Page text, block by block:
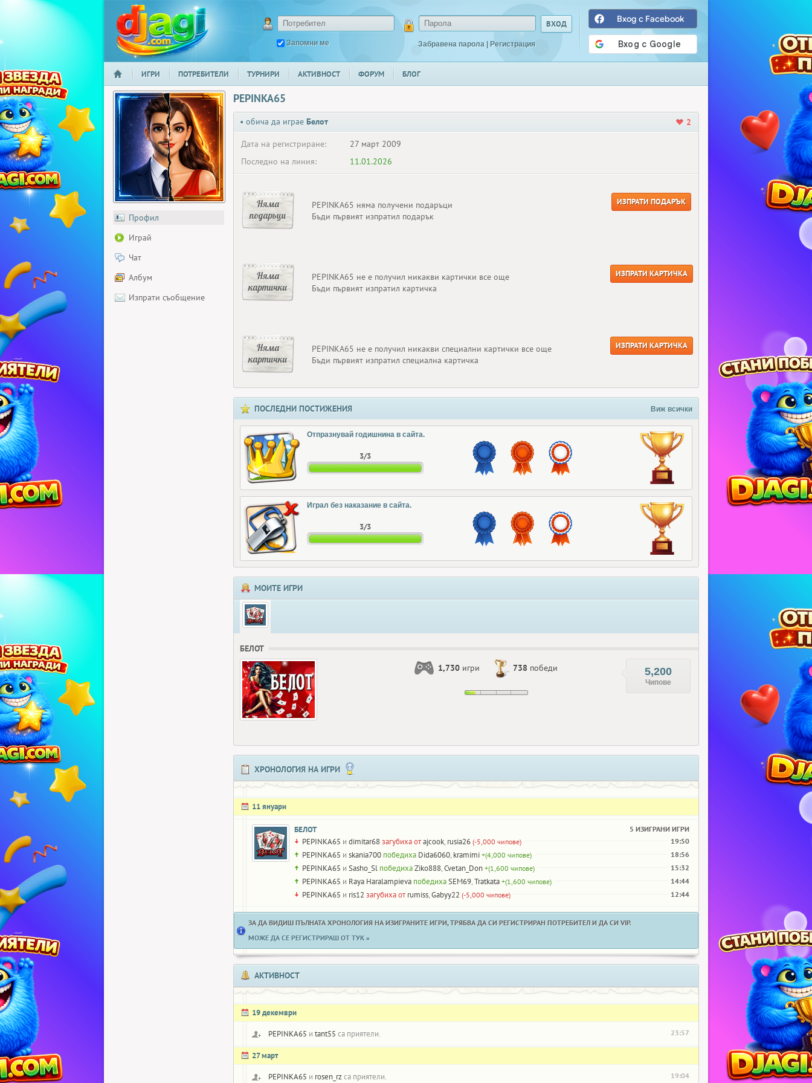
djagi.com
Запомни ме Забравена парола | Регистрация
Вход с Facebook
НАЧАЛО
ИГРИ ПОТРЕБИТЕЛИ ТУРНИРИ АКТИВНОСТ ФОРУМ БЛОГ
Профил
Играй
Чат
Албум
Изпрати съобщение
PEPINKA65
• обича да играе Белот
2
Дата на регистриране:
27 март 2009
Последно на линия:
11.01.2026
Няма
подаръци
PEPINKA65 няма получени подаръци
Бъди първият изпратил подарък
ИЗПРАТИ ПОДАРЪК
Няма
картички
PEPINKA65 не е получил никакви картички все още
Бъди първият изпратил картичка
ИЗПРАТИ КАРТИЧКА
Няма
картички
PEPINKA65 не е получил никакви специални картички все още
Бъди първият изпратил специална картичка
ИЗПРАТИ КАРТИЧКА
ПОСЛЕДНИ ПОСТИЖЕНИЯ Виж всички
Отпразнувай годишнина в сайта.
3/3
Играл без наказание в сайта.
3/3
МОИТЕ ИГРИ
БЕЛОТ
1,730 игри 738 победи 5,200
Чипове
ХРОНОЛОГИЯ НА ИГРИ
11 януари
БЕЛОТ 5 ИЗИГРАНИ ИГРИ
PEPINKA65 и dimitar68загубиха отajcook, rusia26 (-5,000 чипове) 19:50
PEPINKA65 и skania700 победиха Dida6060, kramimi +(4,000 чипове) 18:56
PEPINKA65 и Sasho_Sl победихаZiko888,Cvetan_Don +(1,600 чипове) 15:32
PEPINKA65 и Raya Haralampieva победихаSEM69,Tratkata +(1,600 чипове) 14:44
PEPINKA65 и ris12 загубиха от rumiss,Gabyy22 (-5,000 чипове) 12:44
ЗА ДА ВИДИШ ПЪЛНАТА ХРОНОЛОГИЯ НА ИЗИГРАНИТЕ ИГРИ, ТРЯБВА ДА СИ РЕГИСТРИРАН ПОТРЕБИТЕЛ И ДА СИ VIP.
МОЖЕ ДА СЕ РЕГИСТРИРАШ ОТ ТУК »
АКТИВНОСТ
19 декември
PEPINKA65 и tant55 са приятели. 23:57
27 март
PEPINKA65 и rosen_rzса приятели. 19:04